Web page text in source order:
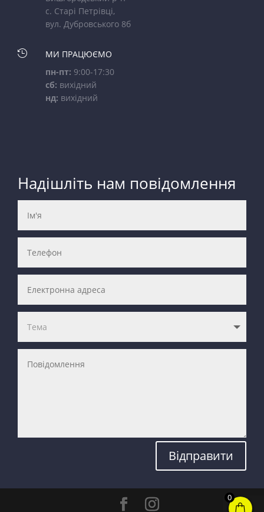
с. Старі Петрівці,
вул. Дубровського 8б

МИ ПРАЦЮЄМО
пн-пт: 9:00-17:30
сб: вихідний
нд: вихідний
Надішліть нам повідомлення
Відправити
0